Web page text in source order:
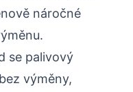
náročné
se palivový
výměny,